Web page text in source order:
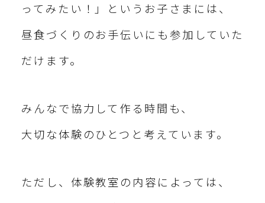
ってみたい！」というお子さまには、
昼食づくりのお手伝いにも参加していた
だけます。
みんなで協力して作る時間も、
大切な体験のひとつと考えています。
ただし、体験教室の内容によっては、